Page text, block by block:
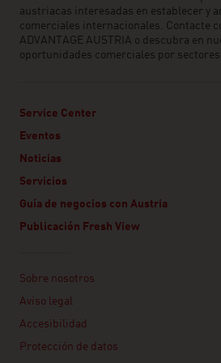
austriacas interesadas en establecer y
comerciales internacionales. Contacte
ADVANTAGE AUSTRIA o descubra en
oportunidades comerciales por sectores.
Service Center
Eventos
Noticias
Servicios
Guía de negocios con Austria
Publicación Fresh View
Sobre nosotros
Aviso legal
Accesibilidad
Protección de datos